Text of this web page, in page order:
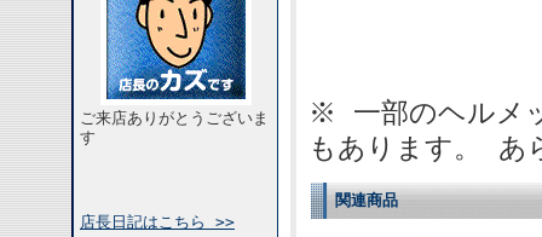
ご来店ありがとうございま
す
店長日記はこちら >>
※ 一部のヘルメ
もあります。 あ
関連商品